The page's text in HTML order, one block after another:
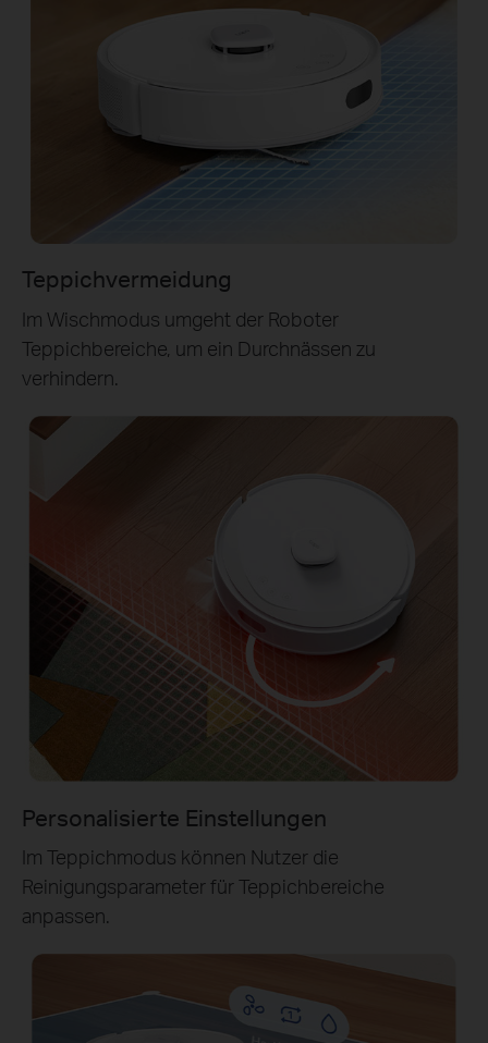
Teppichvermeidung
Im Wischmodus umgeht der Roboter
Teppichbereiche, um ein Durchnässen zu
verhindern.
Personalisierte Einstellungen
Im Teppichmodus können Nutzer die
Reinigungsparameter für Teppichbereiche
anpassen.